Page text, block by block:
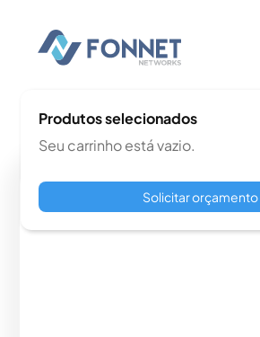
Produtos selecionados
Seu carrinho está vazio.
Solicitar orçamento